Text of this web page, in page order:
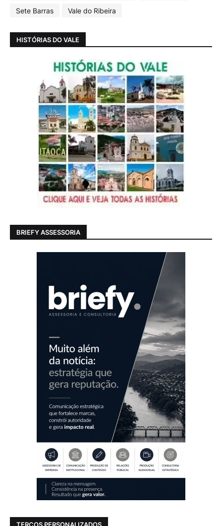
Sete Barras
Vale do Ribeira
HISTÓRIAS DO VALE
BRIEFY ASSESSORIA
TERÇOS PERSONALIZADOS